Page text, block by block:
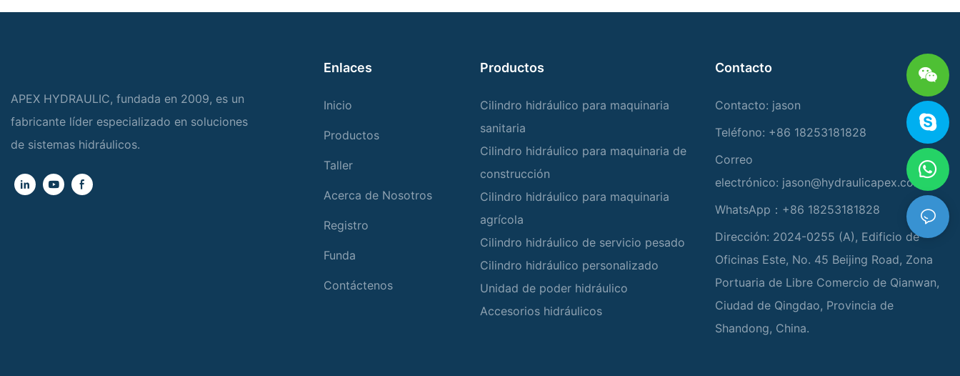
APEX HYDRAULIC, fundada en 2009, es un
fabricante líder especializado en soluciones
de sistemas hidráulicos.
Enlaces
Inicio
Productos
Taller
Acerca de Nosotros
Registro
Funda
Contáctenos
Productos
Cilindro hidráulico para maquinaria
sanitaria
Cilindro hidráulico para maquinaria de
construcción
Cilindro hidráulico para maquinaria
agrícola
Cilindro hidráulico de servicio pesado
Cilindro hidráulico personalizado
Unidad de poder hidráulico
Accesorios hidráulicos
Contacto
Contacto: jason
Teléfono: +86 18253181828
Correo
electrónico: jason@hydraulicapex.com
WhatsApp：+86 18253181828
Dirección: 2024-0255 (A), Edificio de
Oficinas Este, No. 45 Beijing Road, Zona
Portuaria de Libre Comercio de Qianwan,
Ciudad de Qingdao, Provincia de
Shandong, China.